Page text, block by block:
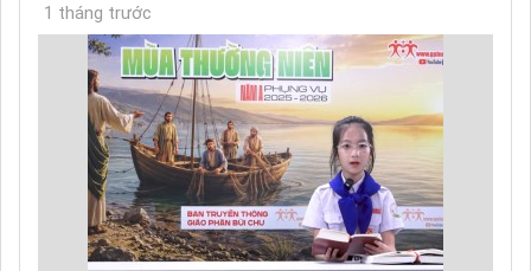
1 tháng trước